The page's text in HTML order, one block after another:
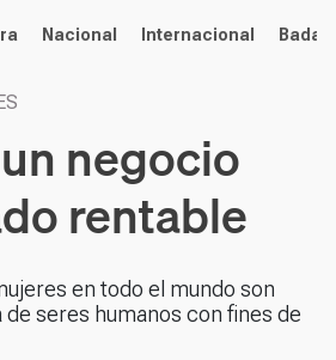
Nacional Internacional
negocio
rentable
en todo el mundo son
seres humanos con fines de